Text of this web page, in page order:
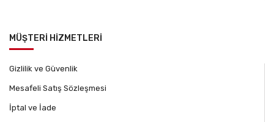
MÜŞTERİ HİZMETLERİ
Gizlilik ve Güvenlik
Mesafeli Satış Sözleşmesi
İptal ve İade